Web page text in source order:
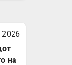
2026
на